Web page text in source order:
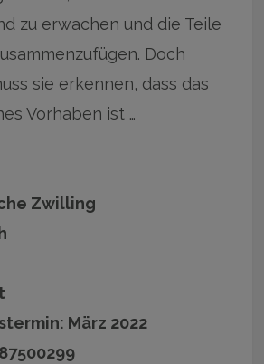
zu erwachen und die Teile
Doch
sie erkennen, dass das
Vorhaben ist …
Zwilling
März 2022